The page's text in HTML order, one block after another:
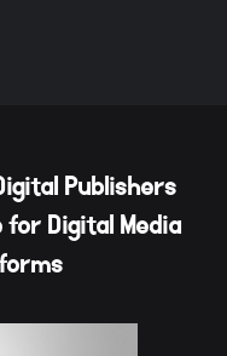
Publishers
Digital Media